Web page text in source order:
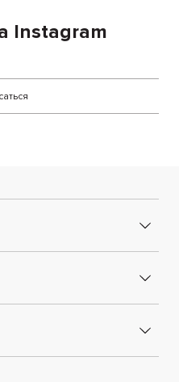
Instagram